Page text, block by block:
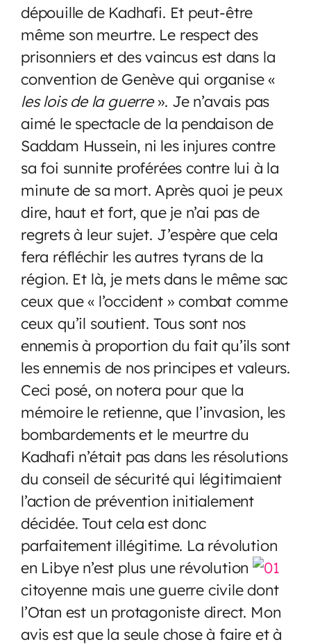
dépouille de Kadhafi. Et peut-être
même son meurtre. Le respect des
prisonniers et des vaincus est dans la
convention de Genève qui organise «
les lois de la guerre». Je n’avais pas
aimé le spectacle de la pendaison de
Saddam Hussein, ni les injures contre
sa foi sunnite proférées contre lui à la
minute de sa mort. Après quoi je peux
dire, haut et fort, que je n’ai pas de
regrets à leur sujet. J’espère que cela
fera réfléchir les autres tyrans de la
région. Et là, je mets dans le même sac
ceux que « l’occident » combat comme
ceux qu’il soutient. Tous sont nos
ennemis à proportion du fait qu’ils sont
les ennemis de nos principes et valeurs.
Ceci posé, on notera pour que la
mémoire le retienne, que l’invasion, les
bombardements et le meurtre du
Kadhafi n’était pas dans les résolutions
du conseil de sécurité qui légitimaient
l’action de prévention initialement
décidée. Tout cela est donc
parfaitement illégitime. La révolution
en Libye n’est plus une révolution
citoyenne mais une guerre civile dont
l’Otan est un protagoniste direct. Mon
avis est que la seule chose à faire et à